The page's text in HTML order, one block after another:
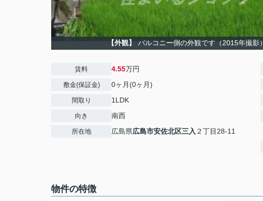
【外観】 バルコニー側の外観です（2015年撮影）
賃料 4.55万円
敷金(保証金) 0ヶ月(0ヶ月)
間取り 1LDK
向き 南西
所在地 広島県広島市安佐北区三入 ２丁目28-11
物件の特徴